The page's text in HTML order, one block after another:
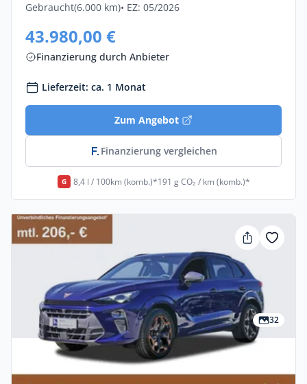
Gebraucht(6.000 km)• EZ: 05/2026
43.980,00 €
Finanzierung durch Anbieter
Lieferzeit: ca. 1 Monat
Zum Angebot
Finanzierung vergleichen
G 8,4 l / 100km (komb.)*191 g CO₂ / km (komb.)*
32
Privat & Gewerbe
Cupra Terramar 2.0 TSI 195kW VZ DSG